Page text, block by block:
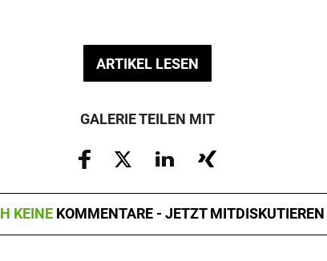
ARTIKEL LESEN
GALERIE TEILEN MIT
KEINE KOMMENTARE - JETZT MITDISKUTIEREN